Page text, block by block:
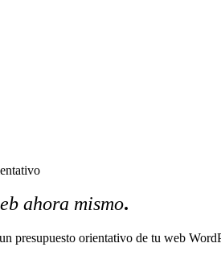
ahora mismo.
presupuesto orientativo de tu web